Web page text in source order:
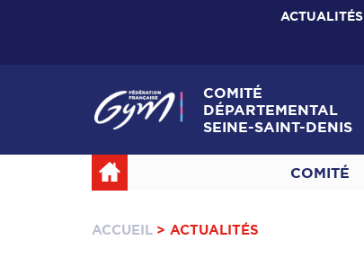
ACTUALITÉS
COMITÉ
DÉPARTEMENTAL
SEINE-SAINT-DENIS
COMITÉ
ACCUEIL > ACTUALITÉS